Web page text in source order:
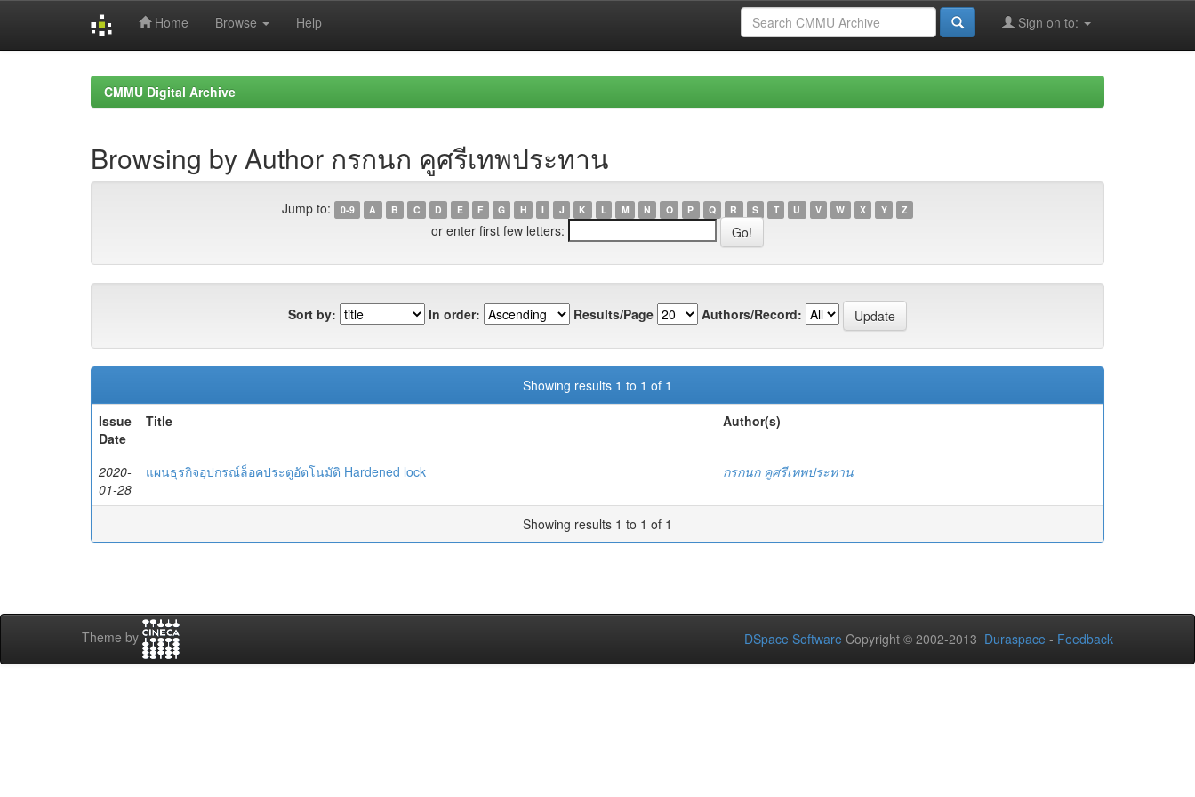
Home Browse Help Sign on to:
CMMU Digital Archive
Browsing by Author กรกนก คูศรีเทพประทาน
Jump to: 0-9 A B C D E F G H I J K L M N O P Q R S T U V W X Y Z
or enter first few letters:
Sort by: In order: Results/Page Authors/Record:
Showing results 1 to 1 of 1
Issue
Date
Title Author(s)
2020-
01-28
แผนธุรกิจอุปกรณ์ล็อคประตูอัตโนมัติ Hardened lock กรกนก คูศรีเทพประทาน
Showing results 1 to 1 of 1
Theme by DSpace Software Copyright © 2002-2013 Duraspace - Feedback